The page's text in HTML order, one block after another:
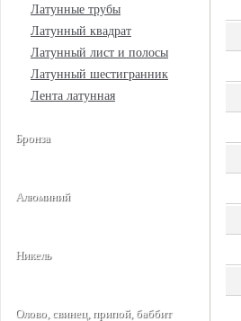
Латунные трубы
Латунный квадрат
Латунный лист и полосы
Латунный шестигранник
Лента латунная
Бронза
Алюминий
Никель
Олово, свинец, припой, баббит